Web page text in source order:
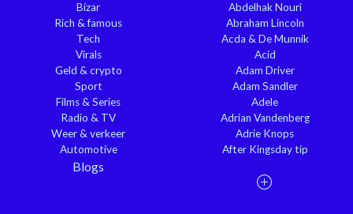
Bizar
Rich & famous
Tech
Virals
Geld & crypto
Sport
Films & Series
Radio & TV
Weer & verkeer
Automotive
Blogs
Abdelhak Nouri
Abraham Lincoln
Acda & De Munnik
Acid
Adam Driver
Adam Sandler
Adele
Adrian Vandenberg
Adrie Knops
After Kingsday tip